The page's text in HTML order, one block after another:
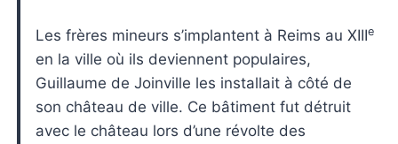
Les frères mineurs s’implantent à Reims au XIIIe
en la ville où ils deviennent populaires,
Guillaume de Joinville les installait à côté de
son château de ville. Ce bâtiment fut détruit
avec le château lors d’une révolte des